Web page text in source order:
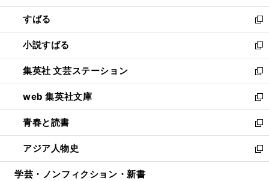
開
く
ウ
で
開
く
ン
ド
ウ
で
開
く
すばる
新
し
い
ウ
ィ
ン
ド
ウ
で
開
く
小説すばる
新
し
い
ウ
ィ
ン
ド
ウ
で
開
集英社 文芸ステーション
新
し
い
ウ
ィ
ン
ド
ウ
web 集英社文庫
新
し
い
ウ
ィ
ン
青春と読書
新
し
い
ウ
アジア人物史
新
し
学芸・ノンフィクション・新書